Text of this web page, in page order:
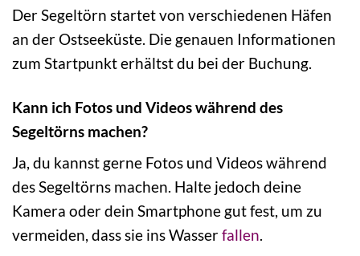
Der Segeltörn startet von verschiedenen Häfen
an der Ostseeküste. Die genauen Informationen
zum Startpunkt erhältst du bei der Buchung.
Kann ich Fotos und Videos während des
Segeltörns machen?
Ja, du kannst gerne Fotos und Videos während
des Segeltörns machen. Halte jedoch deine
Kamera oder dein Smartphone gut fest, um zu
vermeiden, dass sie ins Wasserfallen.